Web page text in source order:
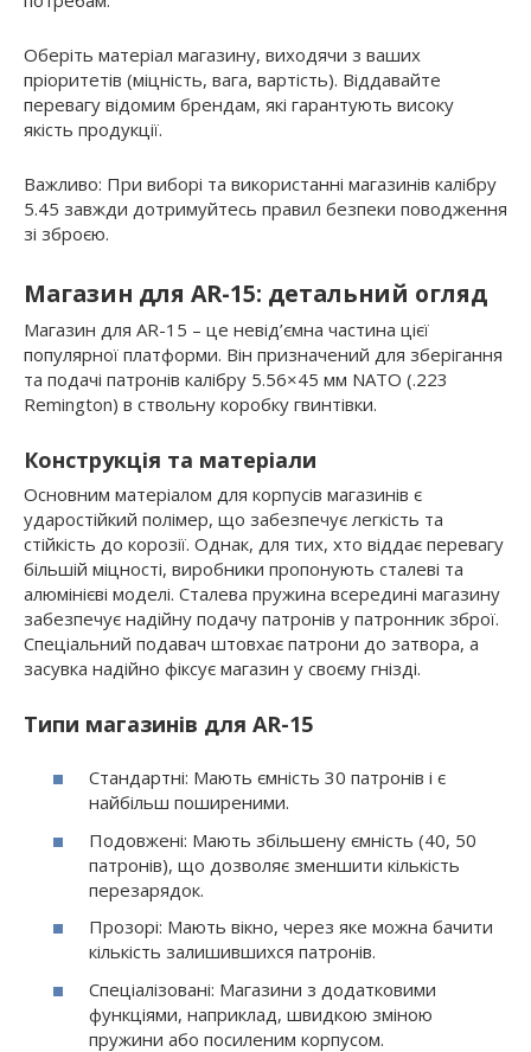
Оберіть матеріал магазину, виходячи з ваших
пріоритетів (міцність, вага, вартість). Віддавайте
перевагу відомим брендам, які гарантують високу
якість продукції.
Важливо: При виборі та використанні магазинів калібру
5.45 завжди дотримуйтесь правил безпеки поводження
зі зброєю.
Магазин для AR-15: детальний огляд
Магазин для AR-15 – це невід’ємна частина цієї
популярної платформи. Він призначений для зберігання
та подачі патронів калібру 5.56×45 мм NATO (.223
Remington) в ствольну коробку гвинтівки.
Конструкція та матеріали
Основним матеріалом для корпусів магазинів є
ударостійкий полімер, що забезпечує легкість та
стійкість до корозії. Однак, для тих, хто віддає перевагу
більшій міцності, виробники пропонують сталеві та
алюмінієві моделі. Сталева пружина всередині магазину
забезпечує надійну подачу патронів у патронник зброї.
Спеціальний подавач штовхає патрони до затвора, а
засувка надійно фіксує магазин у своєму гнізді.
Типи магазинів для AR-15
Стандартні: Мають ємність 30 патронів і є
найбільш поширеними.
Подовжені: Мають збільшену ємність (40, 50
патронів), що дозволяє зменшити кількість
перезарядок.
Прозорі: Мають вікно, через яке можна бачити
кількість залишившихся патронів.
Спеціалізовані: Магазини з додатковими
функціями, наприклад, швидкою зміною
пружини або посиленим корпусом.